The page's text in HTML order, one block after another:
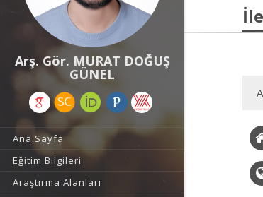
Arş. Gör. MURAT DOĞUŞ
GÜNEL
Ana Sayfa
Eğitim Bilgileri
Araştırma Alanları